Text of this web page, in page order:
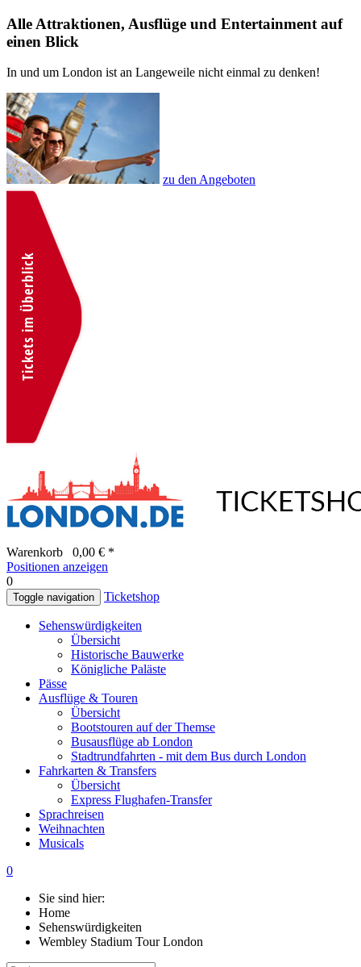
Alle Attraktionen, Ausflüge und Entertainment auf
einen Blick
In und um London ist an Langeweile nicht einmal zu denken!
zu den Angeboten
Warenkorb 0,00 € *
Positionen anzeigen
0
Toggle navigation Ticketshop
Sehenswürdigkeiten
Übersicht
Historische Bauwerke
Königliche Paläste
Pässe
Ausflüge & Touren
Übersicht
Bootstouren auf der Themse
Busausflüge ab London
Stadtrundfahrten - mit dem Bus durch London
Fahrkarten & Transfers
Übersicht
Express Flughafen-Transfer
Sprachreisen
Weihnachten
Musicals
0
Sie sind hier:
Home
Sehenswürdigkeiten
Wembley Stadium Tour London